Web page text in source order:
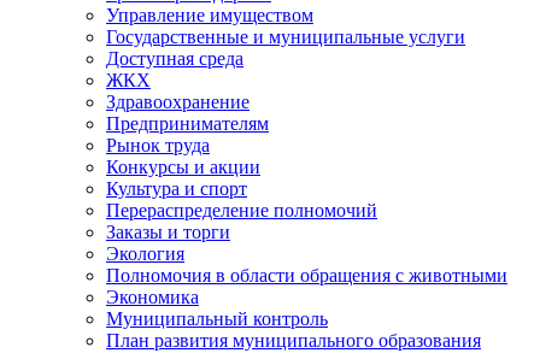
Управление имуществом
Государственные и муниципальные услуги
Доступная среда
ЖКХ
Здравоохранение
Предпринимателям
Рынок труда
Конкурсы и акции
Культура и спорт
Перераспределение полномочий
Заказы и торги
Экология
Полномочия в области обращения с животными
Экономика
Муниципальный контроль
План развития муниципального образования